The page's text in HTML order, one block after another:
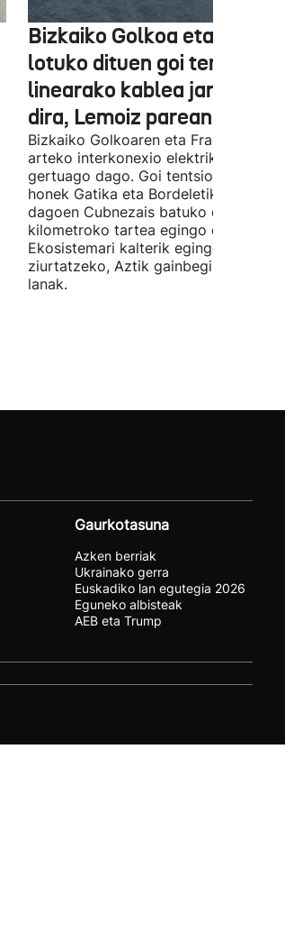
Bizkaiko Golkoa eta
lotuko dituen goi tentsioko
linearako kablea jartzen
dira, Lemoiz parean
Bizkaiko Golkoaren eta Frantziaren
arteko interkonexio elektrikoa
gertuago dago. Goi tentsioko linea
honek Gatika eta Bordeletik gertu
dagoen Cubnezais batuko ditu eta
kilometroko tartea egingo du ur
Ekosistemari kalterik egingo ez
ziurtatzeko, Aztik gainbegiratuko
lanak.
Gaurkotasuna
Azken berriak
Ukrainako gerra
Euskadiko lan egutegia 2026
Eguneko albisteak
AEB eta Trump